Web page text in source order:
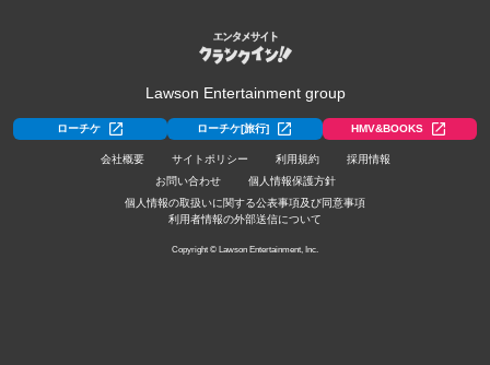
Lawson Entertainment group
ローチケ ローチケ[旅行] HMV&BOOKS
会社概要 サイトポリシー 利用規約
採用情報
お問い合わせ
個人情報保護方針
個人情報の取扱いに関する公表事項及び同意事項
利用者情報の外部送信について
Copyright © Lawson Entertainment, Inc.